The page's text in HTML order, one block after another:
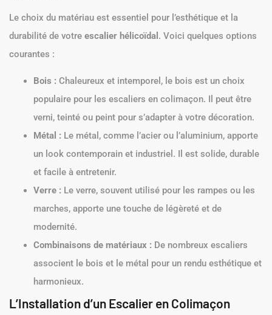
Le choix du matériau est essentiel pour l’esthétique et la
durabilité de votre escalier hélicoïdal . Voici quelques options
courantes :
Bois : Chaleureux et intemporel, le bois est un choix
populaire pour les escaliers en colimaçon. Il peut être
verni, teinté ou peint pour s’adapter à votre décoration.
Métal : Le métal, comme l’acier ou l’aluminium, apporte
un look contemporain et industriel. Il est solide, durable
et facile à entretenir.
Verre : Le verre, souvent utilisé pour les rampes ou les
marches, apporte une touche de légèreté et de
modernité.
Combinaisons de matériaux : De nombreux escaliers
associent le bois et le métal pour un rendu esthétique et
harmonieux.
L’Installation d’un Escalier en Colimaçon